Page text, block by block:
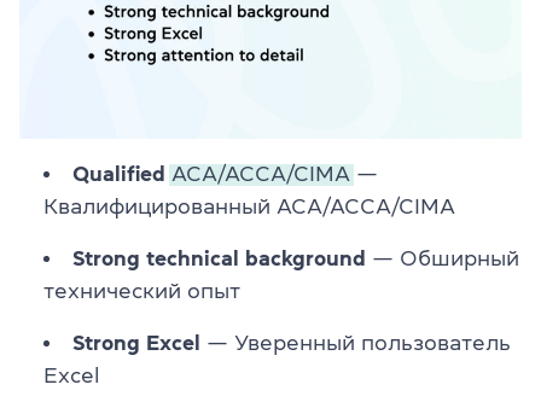
Qualified ACA/ACCA/CIMA —
Квалифицированный ACA/ACCA/CIMA
Strong technical background — Обширный
технический опыт
Strong Excel
— Уверенный пользователь
Excel